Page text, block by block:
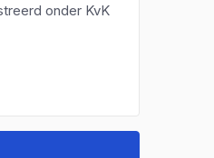
onder KvK